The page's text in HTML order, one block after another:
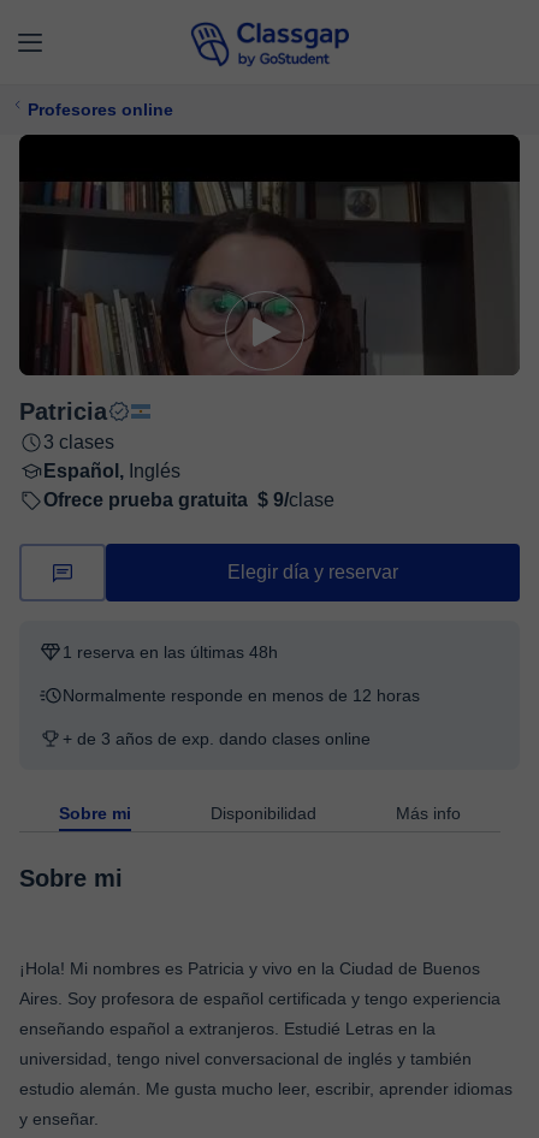
Profesores online
Patricia
3 clases
Español, Inglés
Ofrece prueba gratuita $ 9/clase
Elegir día y reservar
1 reserva en las últimas 48h
Normalmente responde en menos de 12 horas
+ de 3 años de exp. dando clases online
Sobre mi Disponibilidad Más info
Sobre mi
¡Hola! Mi nombres es Patricia y vivo en la Ciudad de Buenos
Aires. Soy profesora de español certificada y tengo experiencia
enseñando español a extranjeros. Estudié Letras en la
universidad, tengo nivel conversacional de inglés y también
estudio alemán. Me gusta mucho leer, escribir, aprender idiomas
y enseñar.